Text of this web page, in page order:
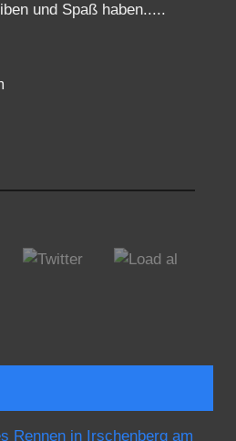
und Spaß haben.....
Rennen in Irschenberg am